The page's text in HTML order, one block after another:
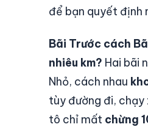
để bạn quyết định
Bãi Trước cách
nhiêu km? Hai bãi
Nhỏ, cách nhau
tùy đường đi, chạy
tô chỉ mất chừng